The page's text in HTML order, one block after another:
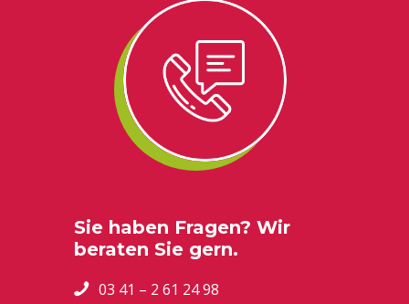
Sie haben Fragen? Wir
beraten Sie gern.
03 41 – 2 61 24 98